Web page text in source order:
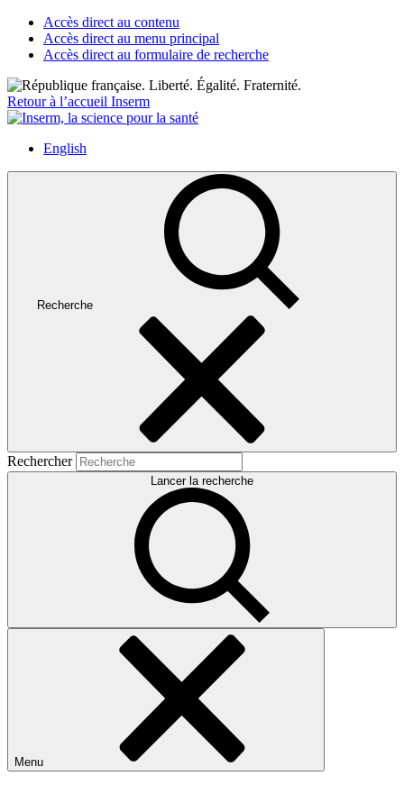
Accès direct au contenu
Accès direct au menu principal
Accès direct au formulaire de recherche
Retour à l’accueil Inserm
English
Recherche
Rechercher
Lancer la recherche
Menu